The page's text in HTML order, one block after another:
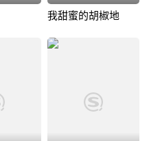
我甜蜜的胡椒地